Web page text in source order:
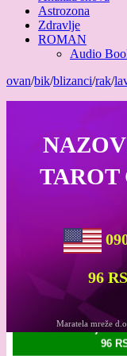
Astrozona
Zdravlje
ROMAN
Audio
ovan/bik/blizanci/rak/